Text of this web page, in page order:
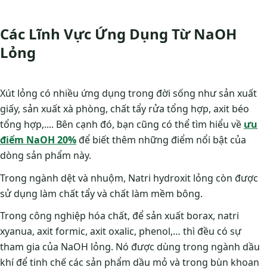
Các Lĩnh Vực Ứng Dụng Từ NaOH
Lỏng
Xút lỏng có nhiều ứng dụng trong đời sống như sản xuất
giấy, sản xuất xà phòng, chất tẩy rửa tổng hợp, axit béo
tổng hợp,.... Bên cạnh đó, bạn cũng có thể tìm hiểu về ưu
điểm NaOH 20%để biết thêm những điểm nổi bật của
dòng sản phẩm này.
Trong ngành dệt và nhuộm, Natri hydroxit lỏng còn được
sử dụng làm chất tẩy và chất làm mềm bông.
Trong công nghiệp hóa chất, để sản xuất borax, natri
xyanua, axit formic, axit oxalic, phenol,… thì đều có sự
tham gia của NaOH lỏng. Nó được dùng trong ngành dầu
khí để tinh chế các sản phẩm dầu mỏ và trong bùn khoan